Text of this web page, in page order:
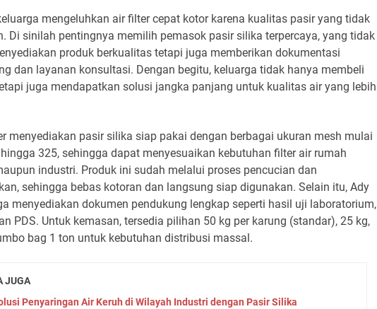
mengeluhkan air filter cepat kotor karena kualitas pasir yang tidak
Di sinilah pentingnya memilih pemasok pasir silika terpercaya, yang tidak
produk berkualitas tetapi juga memberikan dokumentasi
dan layanan konsultasi. Dengan begitu, keluarga tidak hanya membeli
juga mendapatkan solusi jangka panjang untuk kualitas air yang lebih
menyediakan pasir silika siap pakai dengan berbagai ukuran mesh mulai
325, sehingga dapat menyesuaikan kebutuhan filter air rumah
industri. Produk ini sudah melalui proses pencucian dan
sehingga bebas kotoran dan langsung siap digunakan. Selain itu, Ady
menyediakan dokumen pendukung lengkap seperti hasil uji laboratorium,
PDS. Untuk kemasan, tersedia pilihan 50 kg per karung (standar), 25 kg,
bag 1 ton untuk kebutuhan distribusi massal.
JUGA
Penyaringan Air Keruh di Wilayah Industri dengan Pasir Silika